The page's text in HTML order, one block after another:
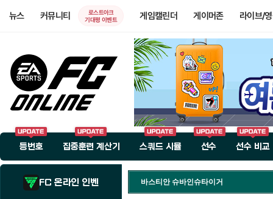
뉴스 커뮤니티
로스트아크
기대평 이벤트
게임캘린더 게이머존 라이브/
등번호 집중훈련 계산기 스쿼드 시뮬 선수 선수 비교
FC 온라인 인벤 바스티안 슈바인슈타이거